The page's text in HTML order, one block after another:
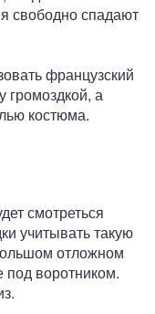
свободно спадают
французский
громоздкой, а
костюма.
смотреться
учитывать такую
отложном
воротником.